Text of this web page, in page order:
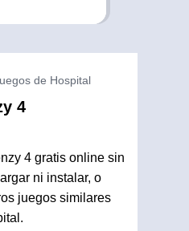
de Hospital
4
4 gratis online sin
ni instalar, o
juegos similares